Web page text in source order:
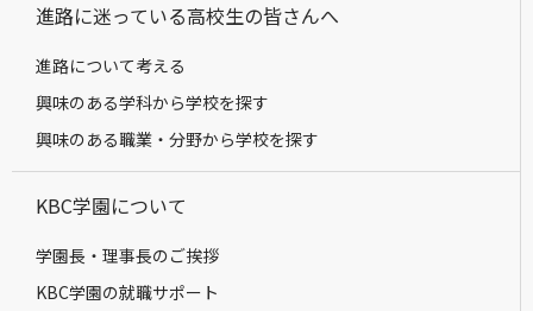
進路に迷っている高校生の皆さんへ
進路について考える
興味のある学科から学校を探す
興味のある職業・分野から学校を探す
KBC学園について
学園長・理事長のご挨拶
KBC学園の就職サポート